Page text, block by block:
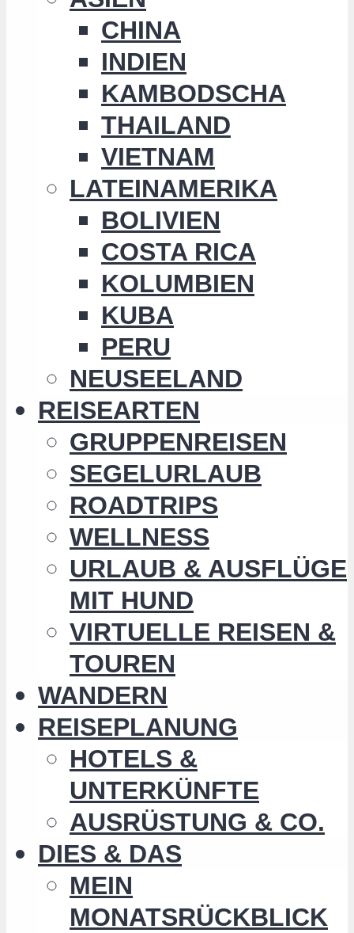
CHINA
INDIEN
KAMBODSCHA
THAILAND
VIETNAM
LATEINAMERIKA
BOLIVIEN
COSTA RICA
KOLUMBIEN
KUBA
PERU
NEUSEELAND
REISEARTEN
GRUPPENREISEN
SEGELURLAUB
ROADTRIPS
WELLNESS
URLAUB & AUSFLÜGE
MIT HUND
VIRTUELLE REISEN &
TOUREN
WANDERN
REISEPLANUNG
HOTELS &
UNTERKÜNFTE
AUSRÜSTUNG & CO.
DIES & DAS
MEIN
MONATSRÜCKBLICK